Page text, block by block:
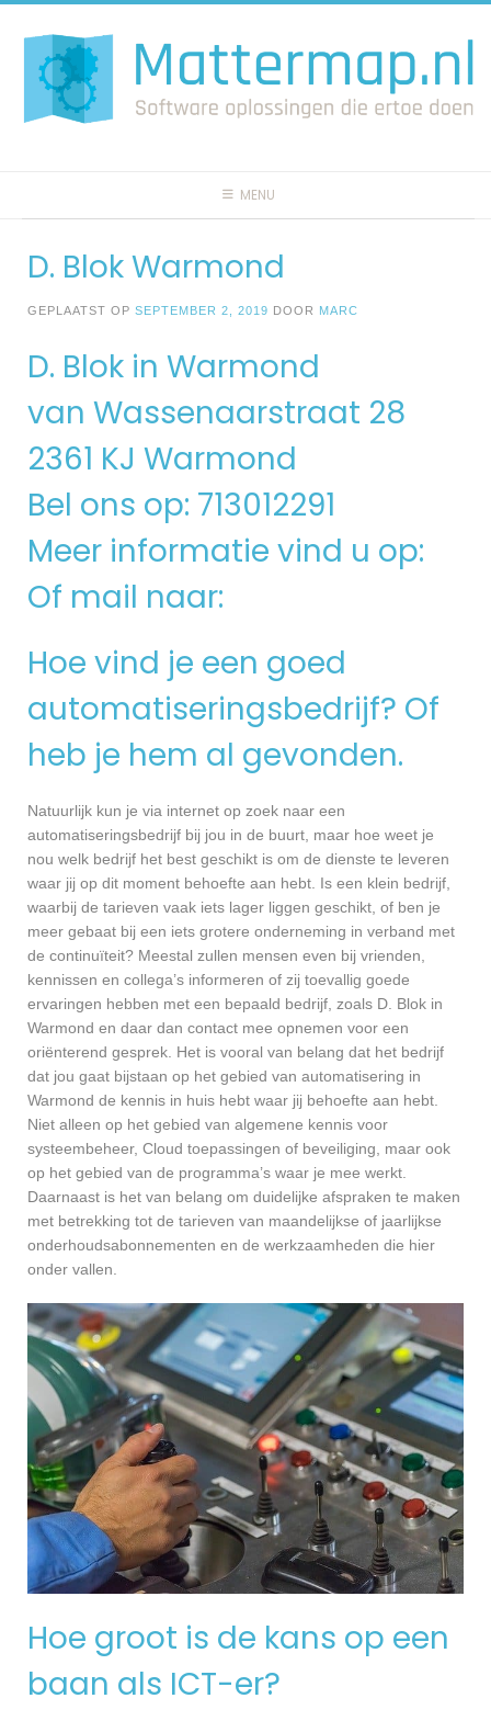
naar
inhoud
MENU
D. Blok Warmond
GEPLAATST OP SEPTEMBER 2, 2019 DOOR MARC
D. Blok in Warmond
van Wassenaarstraat 28
2361 KJ Warmond
Bel ons op: 713012291
Meer informatie vind u op:
Of mail naar:
Hoe vind je een goed
automatiseringsbedrijf? Of
heb je hem al gevonden.
Natuurlijk kun je via internet op zoek naar een
automatiseringsbedrijf bij jou in de buurt, maar hoe weet je
nou welk bedrijf het best geschikt is om de dienste te leveren
waar jij op dit moment behoefte aan hebt. Is een klein bedrijf,
waarbij de tarieven vaak iets lager liggen geschikt, of ben je
meer gebaat bij een iets grotere onderneming in verband met
de continuïteit? Meestal zullen mensen even bij vrienden,
kennissen en collega’s informeren of zij toevallig goede
ervaringen hebben met een bepaald bedrijf, zoals D. Blok in
Warmond en daar dan contact mee opnemen voor een
oriënterend gesprek. Het is vooral van belang dat het bedrijf
dat jou gaat bijstaan op het gebied van automatisering in
Warmond de kennis in huis hebt waar jij behoefte aan hebt.
Niet alleen op het gebied van algemene kennis voor
systeembeheer, Cloud toepassingen of beveiliging, maar ook
op het gebied van de programma’s waar je mee werkt.
Daarnaast is het van belang om duidelijke afspraken te maken
met betrekking tot de tarieven van maandelijkse of jaarlijkse
onderhoudsabonnementen en de werkzaamheden die hier
onder vallen.
Hoe groot is de kans op een
baan als ICT-er?